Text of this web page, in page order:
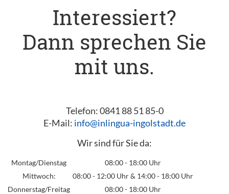
Interessiert?
Dann sprechen Sie
mit uns.
Telefon: 0841 88 51 85-0
E-Mail: info@inlingua-ingolstadt.de
Wir sind für Sie da:
Montag/Dienstag
08:00 - 18:00 Uhr
Mittwoch:
08:00 - 12:00 Uhr & 14:00 - 18:00 Uhr
Donnerstag/Freitag
08:00 - 18:00 Uhr